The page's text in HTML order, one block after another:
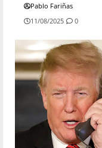
Pablo Fariñas
11/08/2025
0